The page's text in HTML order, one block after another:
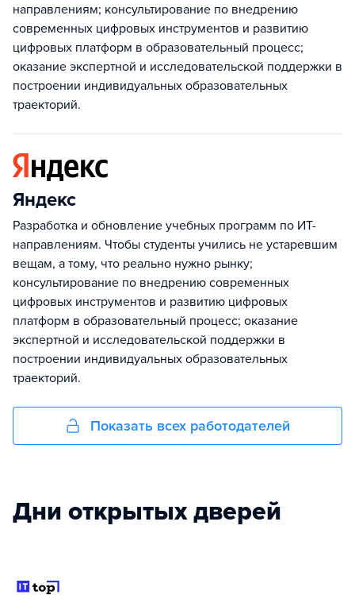
направлениям; консультирование по внедрению
современных цифровых инструментов и развитию
цифровых платформ в образовательный процесс;
оказание экспертной и исследовательской поддержки в
построении индивидуальных образовательных
траекторий.
Яндекс
Разработка и обновление учебных программ по ИТ-
направлениям. Чтобы студенты учились не устаревшим
вещам, а тому, что реально нужно рынку;
консультирование по внедрению современных
цифровых инструментов и развитию цифровых
платформ в образовательный процесс; оказание
экспертной и исследовательской поддержки в
построении индивидуальных образовательных
траекторий.
Показать всех работодателей
Дни открытых дверей